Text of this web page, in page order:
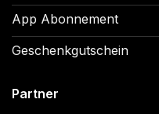
App Abonnement
Geschenkgutschein
Partner